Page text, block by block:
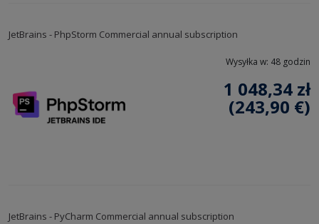
JetBrains - PhpStorm Commercial annual subscription
Wysyłka w: 48 godzin
1 048,34 zł
(243,90 €)
JetBrains - PyCharm Commercial annual subscription